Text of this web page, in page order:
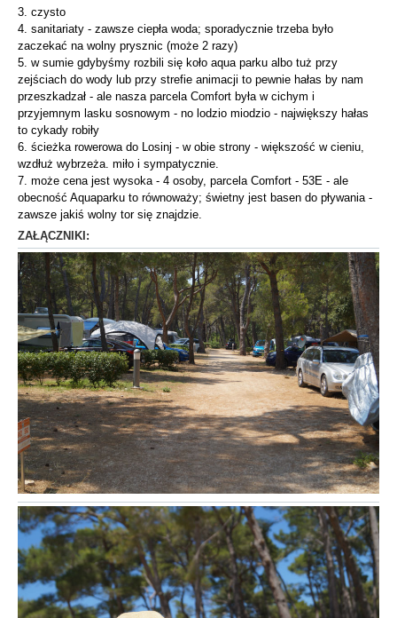
3. czysto
4. sanitariaty - zawsze ciepła woda; sporadycznie trzeba było
zaczekać na wolny prysznic (może 2 razy)
5. w sumie gdybyśmy rozbili się koło aqua parku albo tuż przy
zejściach do wody lub przy strefie animacji to pewnie hałas by nam
przeszkadzał - ale nasza parcela Comfort była w cichym i
przyjemnym lasku sosnowym - no lodzio miodzio - największy hałas
to cykady robiły
6. ścieżka rowerowa do Losinj - w obie strony - większość w cieniu,
wzdłuż wybrzeża. miło i sympatycznie.
7. może cena jest wysoka - 4 osoby, parcela Comfort - 53E - ale
obecność Aquaparku to równoważy; świetny jest basen do pływania -
zawsze jakiś wolny tor się znajdzie.
ZAŁĄCZNIKI: